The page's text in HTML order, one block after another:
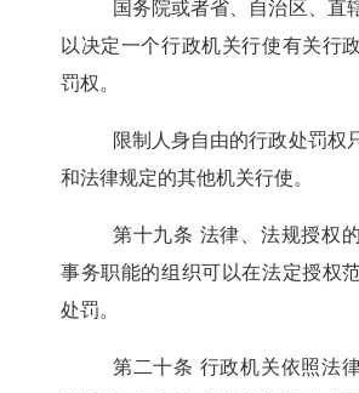
国务院或者省、自治区、直
以决定一个行政机关行使有关行
罚权。
限制人身自由的行政处罚权
和法律规定的其他机关行使。
第十九条 法律、法规授权
事务职能的组织可以在法定授权
处罚。
第二十条 行政机关依照法